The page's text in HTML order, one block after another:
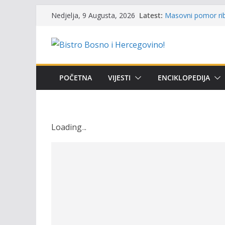
content
Nedjelja, 9 Augusta, 2026 Latest: osvojili prelazni
i amura’
Obavještenje
POČETNA VIJESTI ENCIKLOPEDIJA
Loading...